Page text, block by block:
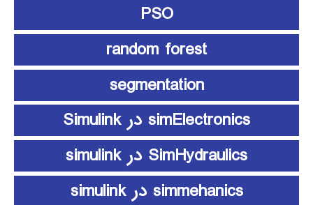
PSO
random forest
segmentation
simElectronics در Simulink
SimHydraulics در simulink
simmehanics در simulink